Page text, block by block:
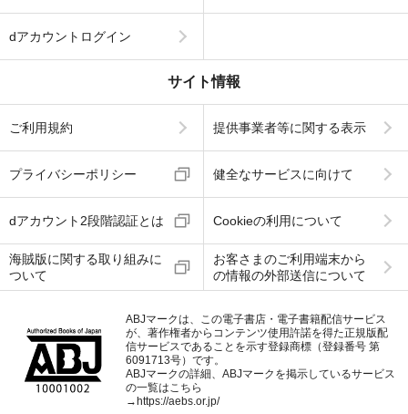
dアカウントログイン
サイト情報
ご利用規約 提供事業者等に関する表示
プライバシーポリシー 健全なサービスに向けて
dアカウント2段階認証とは Cookieの利用について
海賊版に関する取り組みに
ついて
お客さまのご利用端末から
の情報の外部送信について
ABJマークは、この電子書店・電子書籍配信サービス
が、著作権者からコンテンツ使用許諾を得た正規版配
信サービスであることを示す登録商標（登録番号 第
6091713号）です。
ABJマークの詳細、ABJマークを掲示しているサービス
の一覧はこちら
→ https://aebs.or.jp/